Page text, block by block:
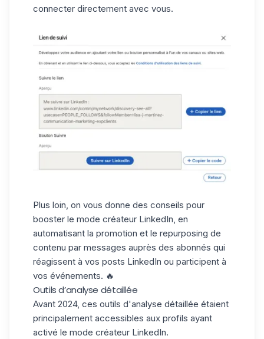
connecter directement avec vous.
Plus loin, on vous donne des conseils pour
booster le mode créateur LinkedIn, en
automatisant la promotion et le repurposing de
contenu par messages auprès des abonnés qui
réagissent à vos posts LinkedIn ou participent à
vos événements. 🔥
Outils d’analyse détaillée
Avant 2024, ces outils d'analyse détaillée étaient
principalement accessibles aux profils ayant
activé le mode créateur LinkedIn.